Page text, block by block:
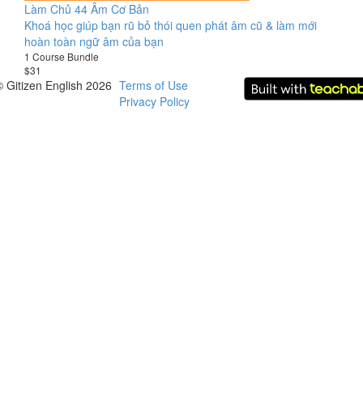
Làm Chủ 44 Âm Cơ Bản
Khoá học giúp bạn rũ bỏ thói quen phát âm cũ & làm mới
hoàn toàn ngữ âm của bạn
1 Course Bundle
$31
Gitizen English 2026 Terms of Use
Privacy Policy